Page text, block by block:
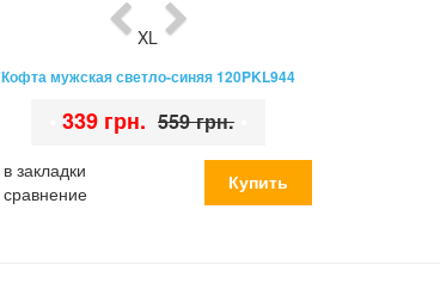
XL
Кофта мужская светло-синяя 120PKL944
339 грн. 559 грн.
в закладки
сравнение